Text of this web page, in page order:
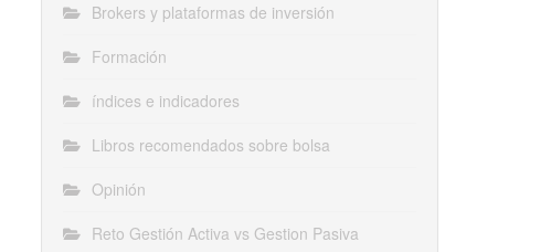
Brokers y plataformas de inversión
Formación
índices e indicadores
Libros recomendados sobre bolsa
Opinión
Reto Gestión Activa vs Gestion Pasiva